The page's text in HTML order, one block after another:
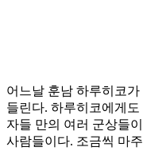
어느날 훈남 하루히코
들린다. 하루히코에게
자들 만의 여러 군상들
사람들이다. 조금씩 마